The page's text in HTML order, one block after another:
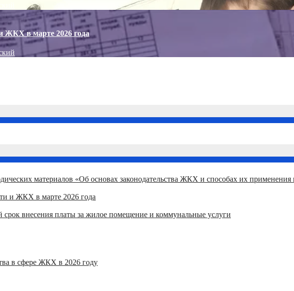
ЖКХ в марте 2026 года
материалов «Об основах законодательства ЖКХ и способах их применения
и ЖКХ в марте 2026 года
срок внесения платы за жилое помещение и коммунальные услуги
в сфере ЖКХ в 2026 году